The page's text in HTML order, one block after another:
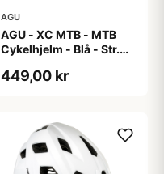
AGU
AGU - XC MTB - MTB
Cykelhjelm - Blå - Str.
449,00 kr